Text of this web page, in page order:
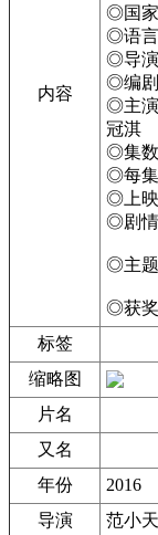
内容
◎国家
◎语言
◎导演
◎编剧
◎主演
冠淇
◎集数
◎每集
◎上映
◎剧情
◎主题
◎获奖
标签
缩略图
片名
又名
年份
2016
导演
范小天